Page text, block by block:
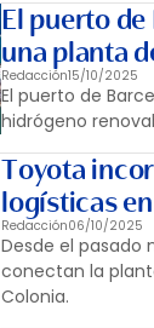
El puerto
una planta
Redacción15/10/2025
El puerto de
hidrógeno
Toyota
logísticas
Redacción06/10/2025
Desde el pasado
conectan la
Colonia.